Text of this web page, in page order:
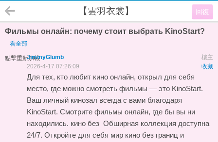
回復
【雲羽衣裳】
Фильмы онлайн: почему стоит выбрать KinoStart?
看全部
點擊重新加載 樓主
JimmyGlumb
收藏
2026-4-17 07:26:09
Для тех, кто любит кино онлайн, открыл для себя
место, где можно смотреть фильмы — это KinoStart.
Ваш личный кинозал всегда с вами благодаря
KinoStart. Смотрите фильмы онлайн, где бы вы ни
находились. кино без Обширная коллекция доступна
24/7. Откройте для себя мир кино без границ и